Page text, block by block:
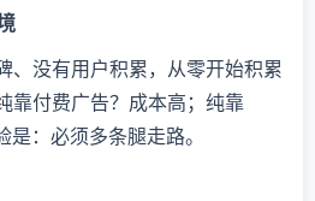
、没有用户积累，从零开始积累
靠付费广告？成本高；纯靠
：必须多条腿走路。